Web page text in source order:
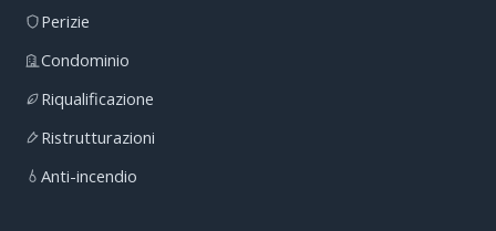
Perizie
Condominio
Riqualificazione
Ristrutturazioni
Anti-incendio